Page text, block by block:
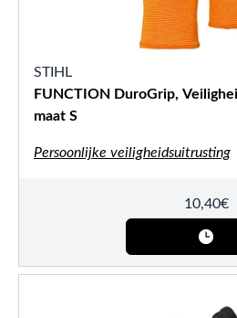
STIHL
FUNCTION DuroGrip,
maat S
Persoonlijke veiligheidsuitrusting
10,40€